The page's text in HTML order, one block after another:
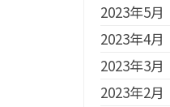
2023年5月
2023年4月
2023年3月
2023年2月